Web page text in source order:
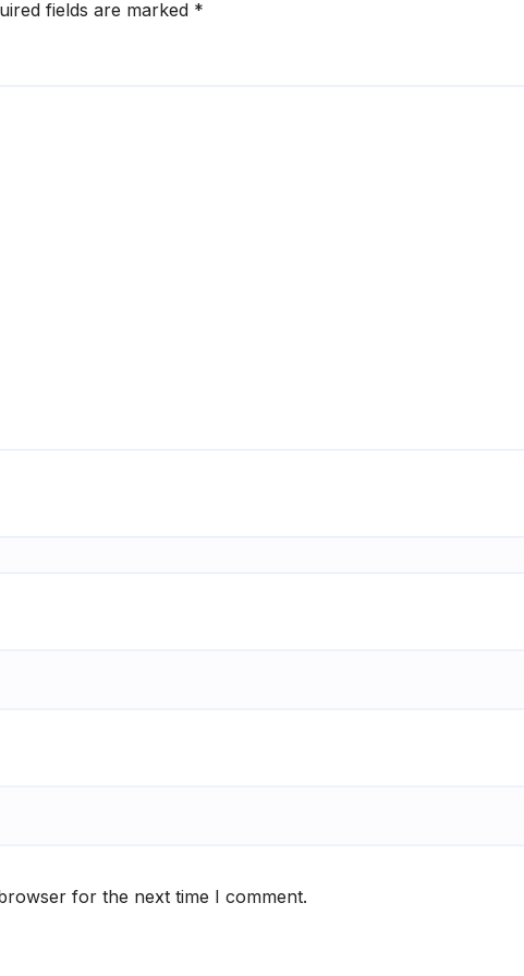
fields are marked *
for the next time I comment.